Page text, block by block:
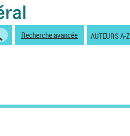
Recherche avancée AUTEURS A-Z